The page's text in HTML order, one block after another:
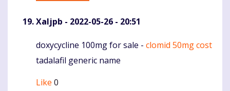
Xaljpb - 2022-05-26 - 20:51
Komentaras
doxycycline 100mg for sale - clomid 50mg cost
tadalafil generic name
Like 0